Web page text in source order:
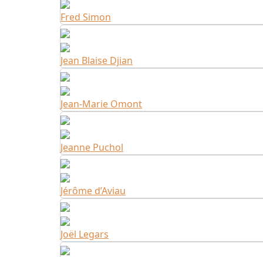
Fred Simon
Jean Blaise Djian
Jean-Marie Omont
Jeanne Puchol
Jérôme d’Aviau
Joël Legars